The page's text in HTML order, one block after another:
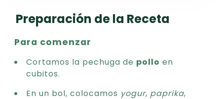
Preparación de la Receta
Para comenzar
Cortamos la pechuga de pollo en
cubitos.
En un bol, colocamos yogur, paprika,